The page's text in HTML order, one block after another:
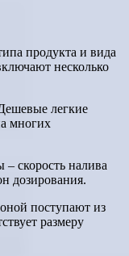
продукта и вида
несколько
легкие
многих
скорость налива
дозирования.
поступают из
размеру